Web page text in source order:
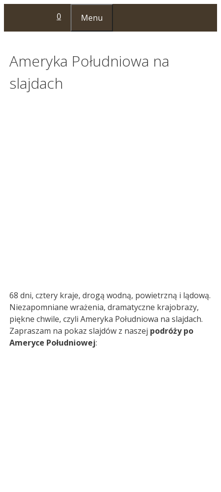
treści
0 Menu
Ameryka Południowa na
slajdach
68 dni, cztery kraje, drogą wodną, powietrzną i lądową.
Niezapomniane wrażenia, dramatyczne krajobrazy,
piękne chwile, czyli Ameryka Południowa na slajdach.
Zapraszam na pokaz slajdów z naszej podróży po
Ameryce Południowej: